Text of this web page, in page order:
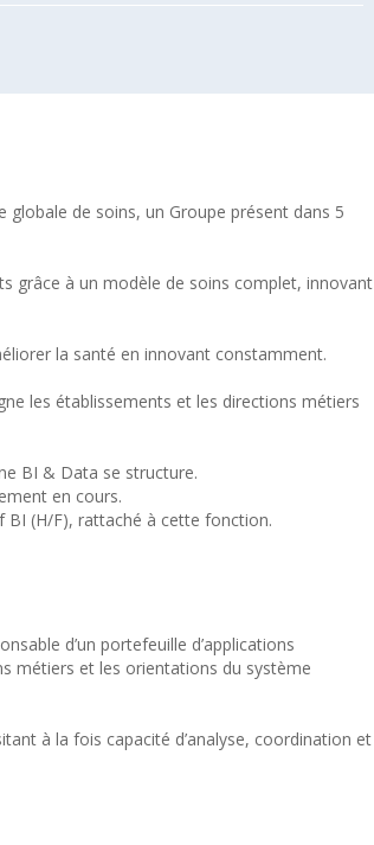
globale de soins, un Groupe présent dans 5
grâce à un modèle de soins complet, innovant
la santé en innovant constamment.
les établissements et les directions métiers
BI & Data se structure.
en cours.
BI (H/F), rattaché à cette fonction.
d’un portefeuille d’applications
métiers et les orientations du système
à la fois capacité d’analyse, coordination et